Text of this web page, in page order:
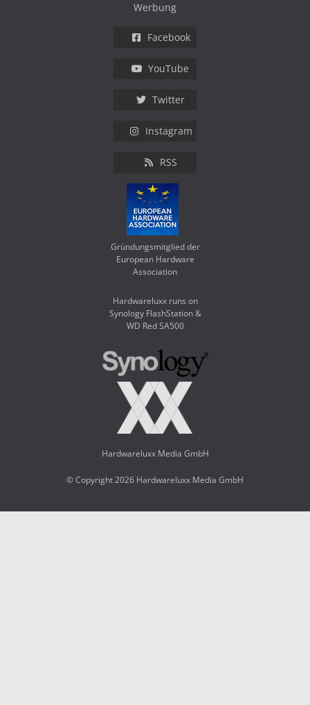
Werbung
Facebook
YouTube
Twitter
Instagram
RSS
Gründungsmitglied der
European Hardware
Association
Hardwareluxx runs on
Synology FlashStation &
WD Red SA500
Hardwareluxx Media GmbH
© Copyright 2026 Hardwareluxx Media GmbH